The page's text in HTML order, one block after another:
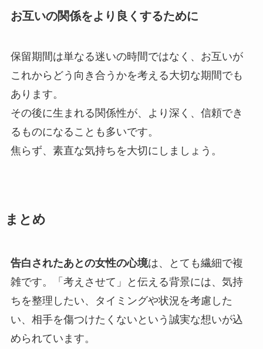
お互いの関係をより良くするために
保留期間は単なる迷いの時間ではなく、お互いが
これからどう向き合うかを考える大切な期間でも
あります。
その後に生まれる関係性が、より深く、信頼でき
るものになることも多いです。
焦らず、素直な気持ちを大切にしましょう。
まとめ
告白されたあとの女性の心境は、とても繊細で複
雑です。「考えさせて」と伝える背景には、気持
ちを整理したい、タイミングや状況を考慮した
い、相手を傷つけたくないという誠実な想いが込
められています。